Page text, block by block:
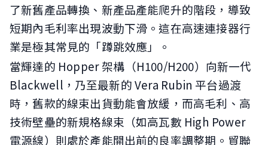
了新舊產品轉換、新產品產能爬升的階段，導致
短期內毛利率出現波動下滑。這在高速連接器行
業是極其常見的「蹲跳效應」。
當輝達的 Hopper 架構（H100/H200）向新一代
Blackwell，乃至最新的 Vera Rubin 平台過渡
時，舊款的線束出貨動能會放緩，而高毛利、高
技術壁壘的新規格線束（如高瓦數 High Power
電源線）則處於產能開出前的良率調整期。貿聯